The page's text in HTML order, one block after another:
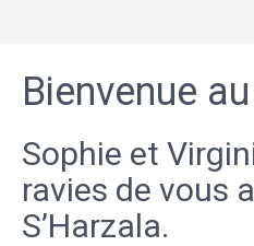
Bienvenue
Sophie et
ravies de vous
S’Harzala.